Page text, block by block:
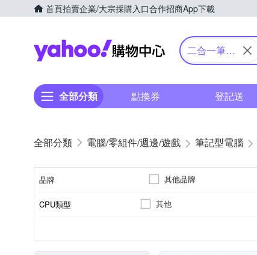
首頁拍賣企業/大宗採購入口合作招商App下載
Yahoo購物中心
二合一筆電/
全部分類 點換券 登記送
電腦/零組件/週邊/遊戲 筆記型電腦
品牌 其他品牌
CPU類型 其他